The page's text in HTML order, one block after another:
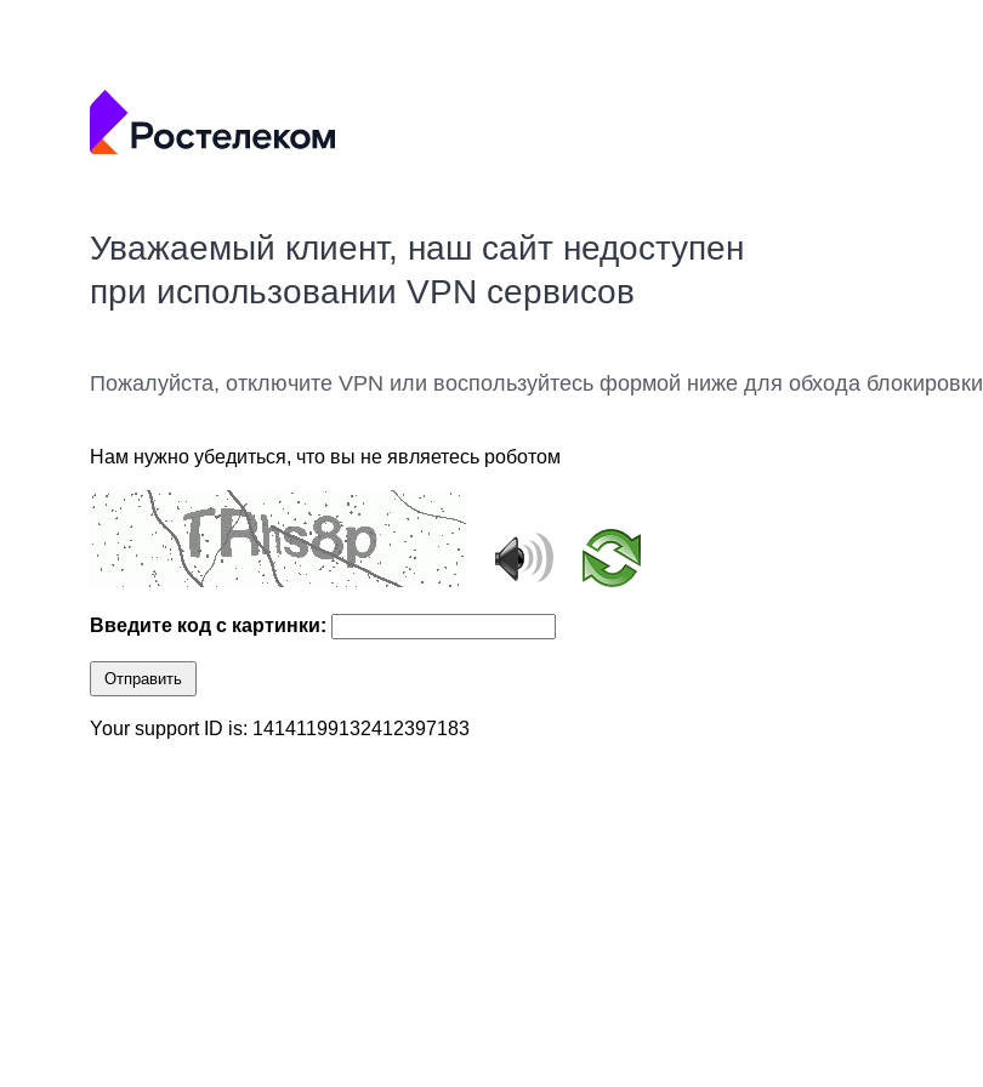
Уважаемый клиент, наш сайт недоступен
при использовании VPN сервисов
Пожалуйста, отключите VPN или воспользуйтесь формой ниже для обхода блокировки
Нам нужно убедиться, что вы не являетесь роботом
Введите код с картинки:
Отправить
Your support ID is: 14141199132412397183